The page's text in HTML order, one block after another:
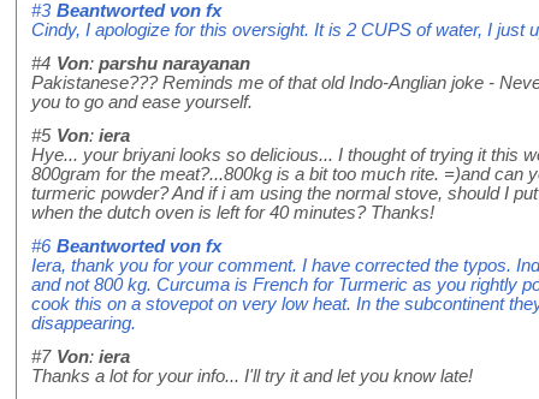
#3 Beantworted von fx
Cindy, I apologize for this oversight. It is 2 CUPS of water, I just
#4 Von: parshu narayanan
Pakistanese??? Reminds me of that old Indo-Anglian joke -
you to go and ease yourself.
#5 Von: iera
Hye... your briyani looks so delicious... I thought of trying it this
800gram for the meat?...800kg is a bit too much rite. =)and can
turmeric powder? And if i am using the normal stove, should I
when the dutch oven is left for 40 minutes? Thanks!
#6 Beantworted von fx
Iera, thank you for your comment. I have corrected the typos.
and not 800 kg. Curcuma is French for Turmeric as you rightly
cook this on a stovepot on very low heat. In the subcontinent
disappearing.
#7 Von: iera
Thanks a lot for your info... I'll try it and let you know late!